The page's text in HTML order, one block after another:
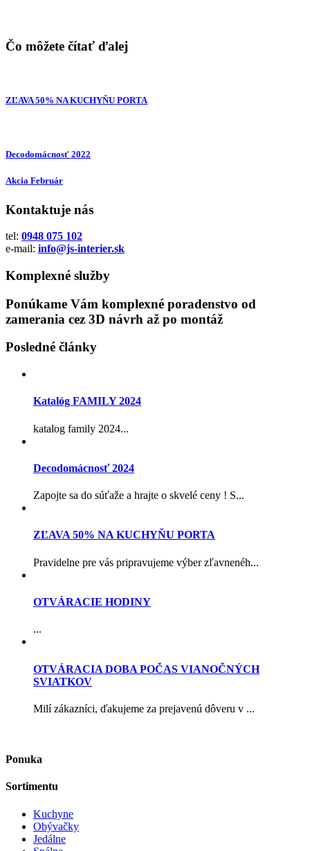
Čo môžete čítať ďalej
ZĽAVA 50% NA KUCHYŇU PORTA
Decodomácnosť 2022
Akcia Február
Kontaktuje nás
tel: 0948 075 102
e-mail: info@js-interier.sk
Komplexné služby
Ponúkame Vám komplexné poradenstvo od
zamerania cez 3D návrh až po montáž
Posledné články
Katalóg FAMILY 2024
katalog family 2024...
Decodomácnosť 2024
Zapojte sa do súťaže a hrajte o skvelé ceny ! S...
ZĽAVA 50% NA KUCHYŇU PORTA
Pravidelne pre vás pripravujeme výber zľavnenéh...
OTVÁRACIE HODINY
...
OTVÁRACIA DOBA POČAS VIANOČNÝCH
SVIATKOV
Milí zákazníci, ďakujeme za prejavenú dôveru v ...
Ponuka
Sortimentu
Kuchyne
Obývačky
Jedálne